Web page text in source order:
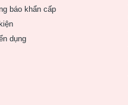
báo khẩn cấp
dụng